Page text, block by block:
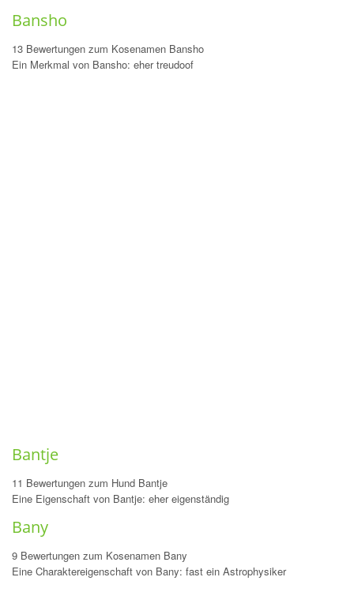
Bansho
13 Bewertungen zum Kosenamen Bansho
Ein Merkmal von Bansho: eher treudoof
Bantje
11 Bewertungen zum Hund Bantje
Eine Eigenschaft von Bantje: eher eigenständig
Bany
9 Bewertungen zum Kosenamen Bany
Eine Charaktereigenschaft von Bany: fast ein Astrophysiker